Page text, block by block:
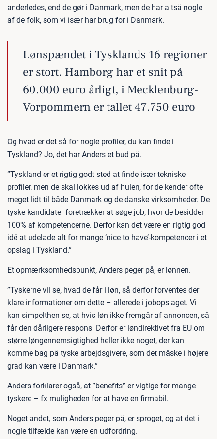
anderledes, end de gør i Danmark, men de har altså nogle
af de folk, som vi især har brug for i Danmark.
Lønspændet i Tysklands 16 regioner
er stort. Hamborg har et snit på
60.000 euro årligt, i Mecklenburg-
Vorpommern er tallet 47.750 euro
Og hvad er det så for nogle profiler, du kan finde i
Tyskland? Jo, det har Anders et bud på.
”Tyskland er et rigtig godt sted at finde især tekniske
profiler, men de skal lokkes ud af hulen, for de kender ofte
meget lidt til både Danmark og de danske virksomheder. De
tyske kandidater foretrækker at søge job, hvor de besidder
100% af kompetencerne. Derfor kan det være en rigtig god
idé at udelade alt for mange ’nice to have’-kompetencer i et
opslag i Tyskland.”
Et opmærksomhedspunkt, Anders peger på, er lønnen.
”Tyskerne vil se, hvad de får i løn, så derfor forventes der
klare informationer om dette – allerede i jobopslaget. Vi
kan simpelthen se, at hvis løn ikke fremgår af annoncen, så
får den dårligere respons. Derfor er løndirektivet fra EU om
større løngennemsigtighed heller ikke noget, der kan
komme bag på tyske arbejdsgivere, som det måske i højere
grad kan være i Danmark.”
Anders forklarer også, at ”benefits” er vigtige for mange
tyskere – fx muligheden for at have en firmabil.
Noget andet, som Anders peger på, er sproget, og at det i
nogle tilfælde kan være en udfordring.